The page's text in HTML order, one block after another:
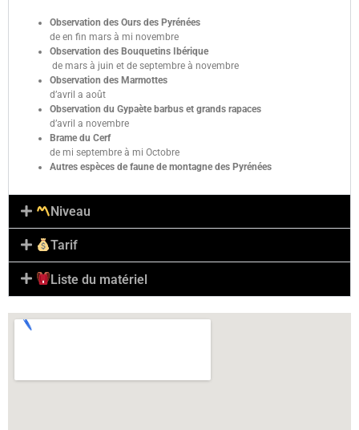
Observation des Ours des Pyrénées
de en fin mars à mi novembre
Observation des Bouquetins Ibérique
de mars à juin et de septembre à novembre
Observation des Marmottes
d’avril a août
Observation du Gypaète barbus et grands rapaces
d’avril a novembre
Brame du Cerf
de mi septembre à mi Octobre
Autres espèces de faune de montagne des Pyrénées
Niveau
Tarif
Liste du matériel